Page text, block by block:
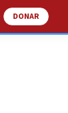
DONAR